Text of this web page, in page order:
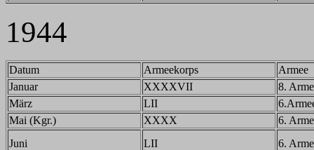
1944
Datum Armeekorps
Armee
Januar
XXXXVII
8.
März
LII
Mai (Kgr.)
XXXX
6.
Juni
LII
6.